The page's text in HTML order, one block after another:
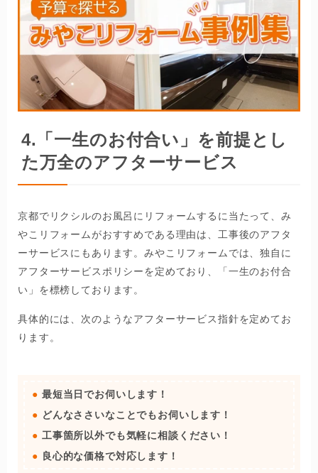
4.「一生のお付合い」を前提とし
た万全のアフターサービス
京都でリクシルのお風呂にリフォームするに当たって、み
やこリフォームがおすすめである理由は、工事後のアフタ
ーサービスにもあります。みやこリフォームでは、独自に
アフターサービスポリシーを定めており、「一生のお付合
い」を標榜しております。
具体的には、次のようなアフターサービス指針を定めてお
ります。
最短当日でお伺いします！
どんなささいなことでもお伺いします！
工事箇所以外でも気軽に相談ください！
良心的な価格で対応します！